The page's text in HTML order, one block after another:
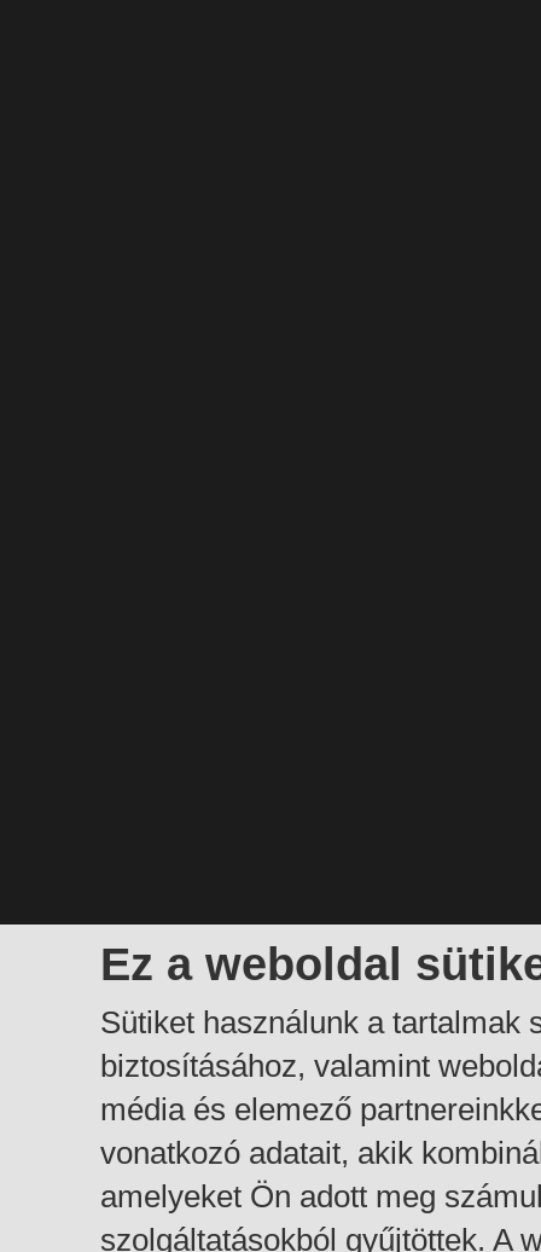
Ez a weboldal
Sütiket használunk a tartalmak
biztosításához, valamint
média és elemező
vonatkozó adatait, akik
amelyeket Ön adott meg
szolgáltatásokból gyűjtöttek. A